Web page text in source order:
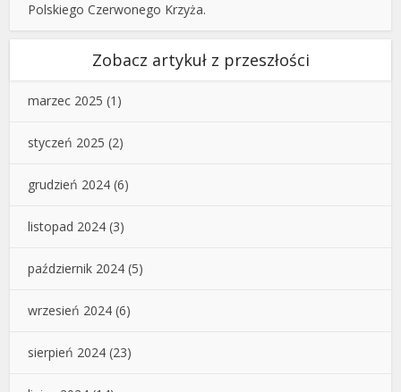
Polskiego Czerwonego Krzyża.
Zobacz artykuł z przeszłości
marzec 2025 (1)
styczeń 2025 (2)
grudzień 2024 (6)
listopad 2024 (3)
październik 2024 (5)
wrzesień 2024 (6)
sierpień 2024 (23)